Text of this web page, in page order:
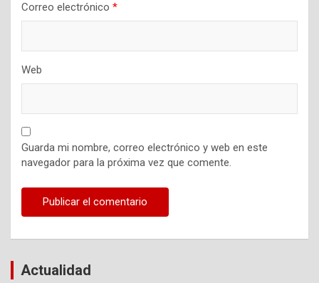
Correo electrónico *
Web
Guarda mi nombre, correo electrónico y web en este
navegador para la próxima vez que comente.
Actualidad